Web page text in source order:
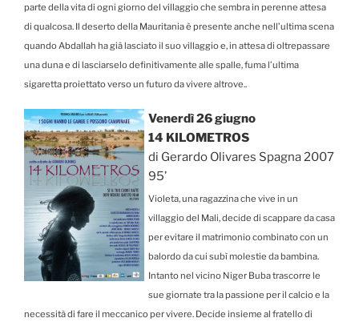
parte della vita di ogni giorno del villaggio che sembra in perenne attesa
di qualcosa. Il deserto della Mauritania è presente anche nell’ultima scena
quando Abdallah ha già lasciato il suo villaggio e, in attesa di oltrepassare
una duna e di lasciarselo definitivamente alle spalle, fuma l’ultima
sigaretta proiettato verso un futuro da vivere altrove..
Venerdì 26 giugno
14 KILOMETROS
di Gerardo Olivares Spagna 2007
95’
Violeta, una ragazzina che vive in un
villaggio del Mali, decide di scappare da casa
per evitare il matrimonio combinato con un
balordo da cui subì molestie da bambina.
Intanto nel vicino Niger Buba trascorre le
sue giornate tra la passione per il calcio e la
necessità di fare il meccanico per vivere. Decide insieme al fratello di